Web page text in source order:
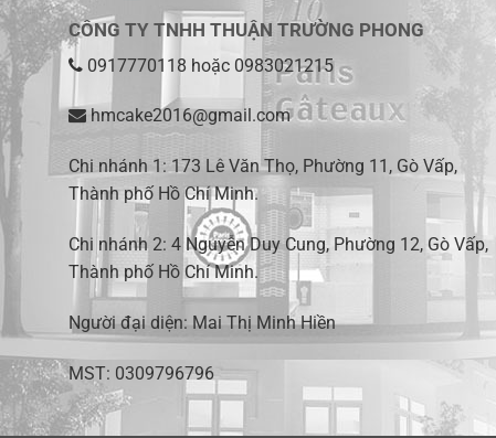
CÔNG TY TNHH THUẬN TRƯỜNG PHONG
0917770118 hoặc 0983021215
hmcake2016@gmail.com
Chi nhánh 1: 173 Lê Văn Thọ, Phường 11, Gò Vấp,
Thành phố Hồ Chí Minh.
Chi nhánh 2: 4 Nguyễn Duy Cung, Phường 12, Gò Vấp,
Thành phố Hồ Chí Minh.
Người đại diện: Mai Thị Minh Hiền
MST: 0309796796